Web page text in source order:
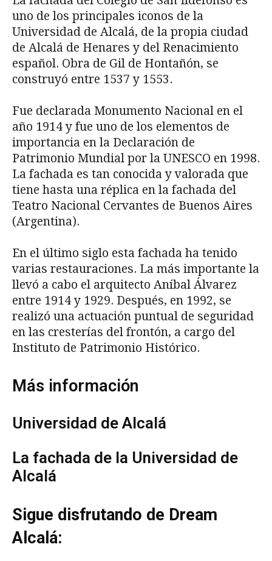
uno de los principales iconos de la
Universidad de Alcalá, de la propia ciudad
de Alcalá de Henares y del Renacimiento
español. Obra de Gil de Hontañón, se
construyó entre 1537 y 1553.
Fue declarada Monumento Nacional en el
año 1914 y fue uno de los elementos de
importancia en la Declaración de
Patrimonio Mundial por la UNESCO en 1998.
La fachada es tan conocida y valorada que
tiene hasta una réplica en la fachada del
Teatro Nacional Cervantes de Buenos Aires
(Argentina).
En el último siglo esta fachada ha tenido
varias restauraciones. La más importante la
llevó a cabo el arquitecto Aníbal Álvarez
entre 1914 y 1929. Después, en 1992, se
realizó una actuación puntual de seguridad
en las cresterías del frontón, a cargo del
Instituto de Patrimonio Histórico.
Más información
Universidad de Alcalá
La fachada de la Universidad de
Alcalá
Sigue disfrutando de Dream
Alcalá: